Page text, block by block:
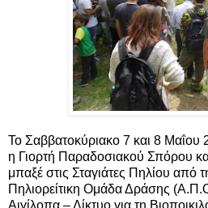
Το Σαββατοκύριακο 7 και 8 Μαΐου
η Γιορτή Παραδοσιακού Σπόρου
μπαξέ στις Σταγιάτες Πηλίου από
Πηλιορείτικη Ομάδα Δράσης
Αιγίλοπα – Δίκτυο για τη